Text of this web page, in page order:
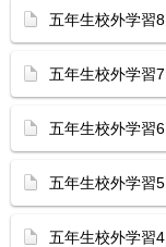
五年生校外学習8
五年生校外学習7
五年生校外学習6
五年生校外学習5
五年生校外学習4